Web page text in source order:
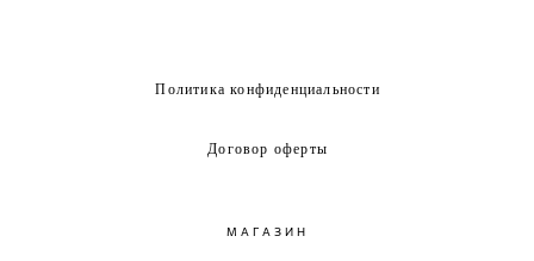
Политика конфиденциальности
Договор оферты
МАГАЗИН